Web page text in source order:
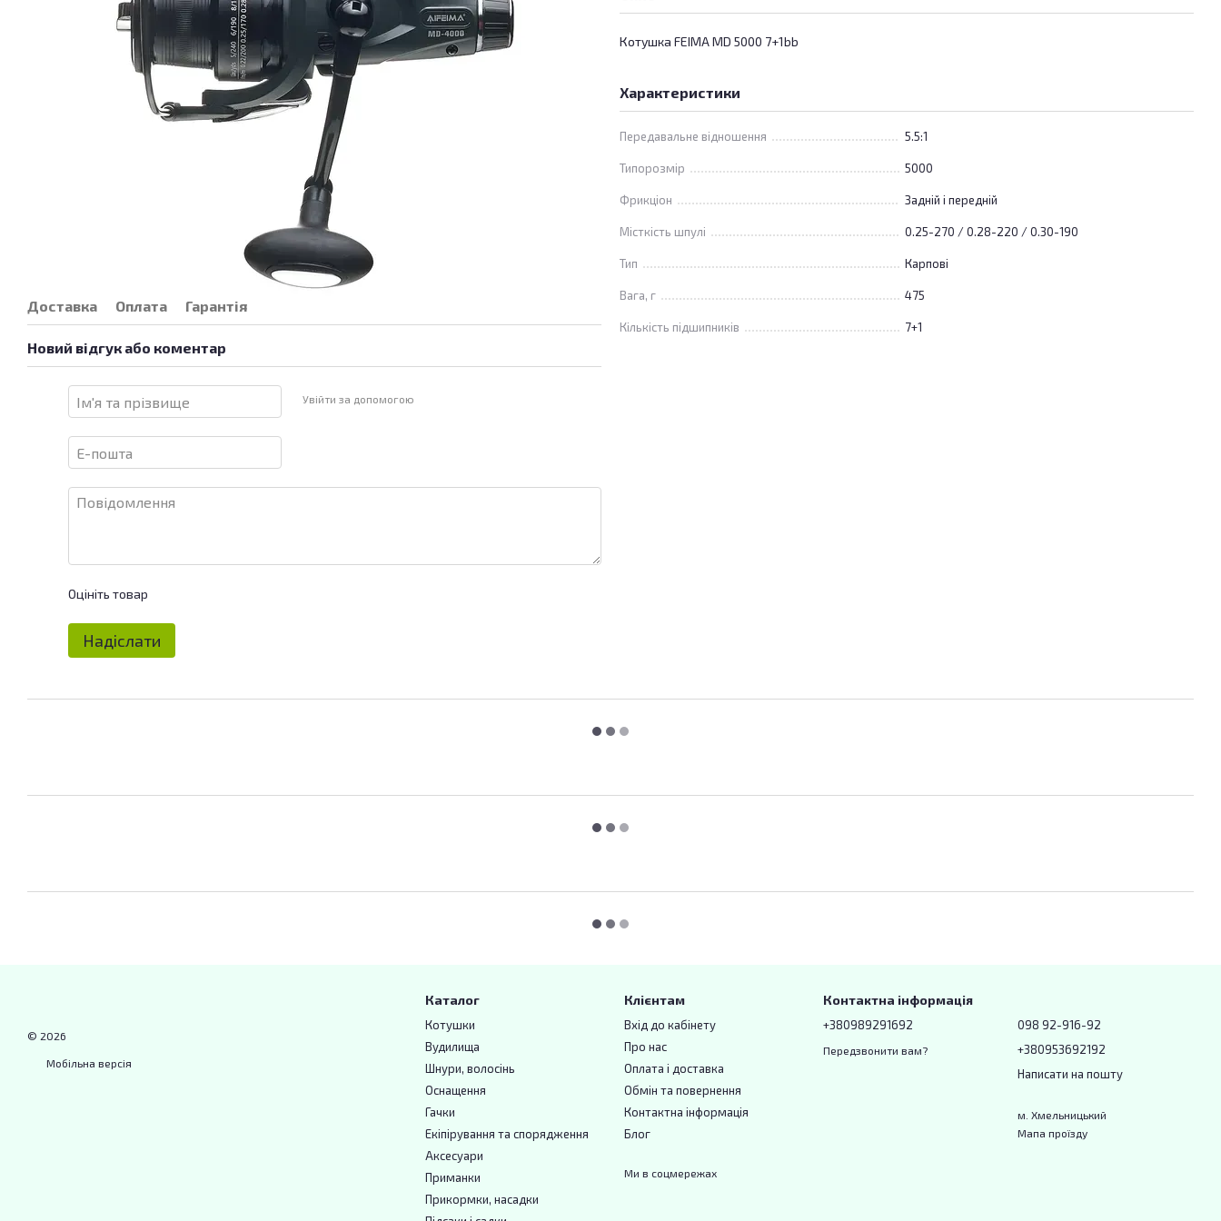
Доставка Оплата Гарантія
Новий відгук або коментар
Увійти за допомогою
Оцініть товар
Надіслати
Котушка FEIMA MD 5000 7+1bb
Характеристики
Передавальне відношення 5.5:1
Типорозмір 5000
Фрикціон Задній і передній
Місткість шпулі 0.25-270 / 0.28-220 / 0.30-190
Тип Карпові
Вага, г 475
Кількість підшипників 7+1
© 2026
Мобільна версія
Каталог
Котушки
Вудилища
Шнури, волосінь
Оснащення
Гачки
Екіпірування та спорядження
Аксесуари
Приманки
Прикормки, насадки
Клієнтам
Вхід до кабінету
Про нас
Оплата і доставка
Обмін та повернення
Контактна інформація
Блог
Ми в соцмережах
Контактна інформація
+380989291692
Передзвонити вам?
098 92-916-92
+380953692192
Написати на пошту
м. Хмельницький
Мапа проїзду